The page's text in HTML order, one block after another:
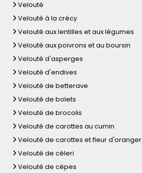
Velouté
Velouté à la crécy
Velouté aux lentilles et aux légumes
Velouté aux poivrons et au boursin
Velouté d'asperges
Velouté d'endives
Velouté de betterave
Velouté de bolets
Velouté de brocolis
Velouté de carottes au cumin
Velouté de carottes et fleur d'oranger
Velouté de céleri
Velouté de cèpes